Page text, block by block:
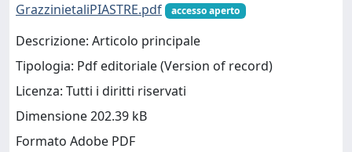
GrazzinietaliPIASTRE.pdf
accesso aperto
Descrizione: Articolo principale
Tipologia: Pdf editoriale (Version of record)
Licenza: Tutti i diritti riservati
Dimensione 202.39 kB
Formato Adobe PDF